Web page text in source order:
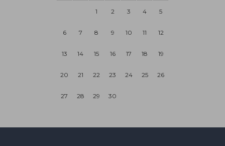
1 2 3 4 5
6 7 8 9 10 11 12
13 14 15 16 17 18 19
20 21 22 23 24 25 26
27 28 29 30